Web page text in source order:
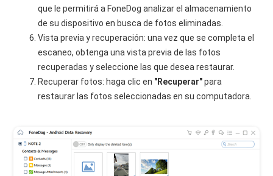
que le permitirá a FoneDog analizar el almacenamiento
de su dispositivo en busca de fotos eliminadas.
Vista previa y recuperación: una vez que se completa el
escaneo, obtenga una vista previa de las fotos
recuperadas y seleccione las que desea restaurar.
Recuperar fotos: haga clic en "Recuperar"para
restaurar las fotos seleccionadas en su computadora.